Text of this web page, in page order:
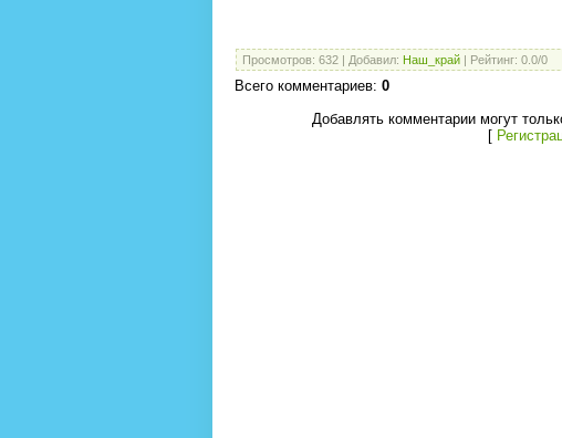
Просмотров: 632 Добавил: Наш_край Рейтинг: 0.0/0
Всего комментариев: 0
Добавлять комментарии могут
[